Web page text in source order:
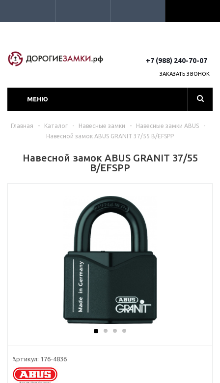
+7 (988) 240-70-07
ЗАКАЗАТЬ ЗВОНОК
МЕНЮ
Главная - Каталог - Навесные замки - Навесные замки ABUS
-
Навесной замок ABUS GRANIT 37/55 B/EFSPP
Навесной замок ABUS GRANIT 37/55
B/EFSPP
Артикул: 176-4836